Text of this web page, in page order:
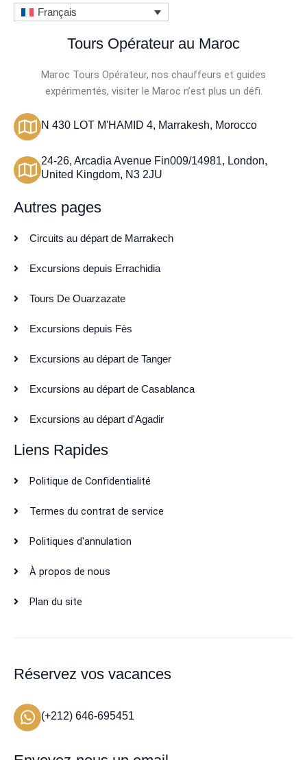
Français
Tours Opérateur au Maroc
Maroc Tours Opérateur, nos chauffeurs et guides
expérimentés, visiter le Maroc n’est plus un défi.
N 430 LOT M'HAMID 4, Marrakesh, Morocco
24-26, Arcadia Avenue Fin009/14981, London,
United Kingdom, N3 2JU
Autres pages
Circuits au départ de Marrakech
Excursions depuis Errachidia
Tours De Ouarzazate
Excursions depuis Fès
Excursions au départ de Tanger
Excursions au départ de Casablanca
Excursions au départ d'Agadir
Liens Rapides
Politique de Confidentialité
Termes du contrat de service
Politiques d'annulation
À propos de nous
Plan du site
Réservez vos vacances
(+212) 646-695451